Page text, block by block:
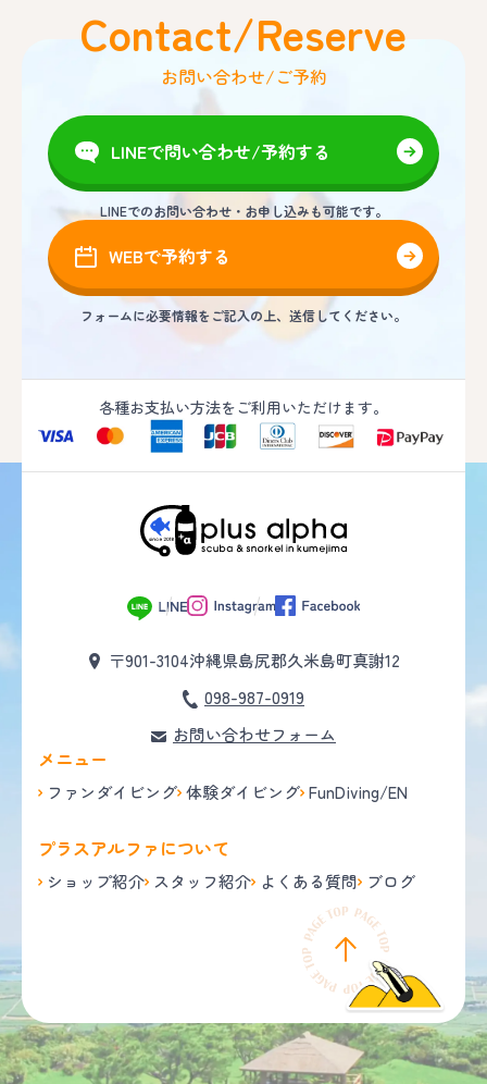
Contact/Reserve
お問い合わせ/ご予約
LINEで問い合わせ/予約する
LINEでのお問い合わせ・お申し込みも可能です。
WEBで予約する
フォームに必要情報をご記入の上、送信してください。
各種お支払い方法をご利用いただけます。
〒901-3104沖縄県島尻郡久米島町真謝12
098-987-0919
お問い合わせフォーム
メニュー
ファンダイビング 体験ダイビング FunDiving/EN
プラスアルファについて
ショップ紹介 スタッフ紹介 よくある質問 ブログ